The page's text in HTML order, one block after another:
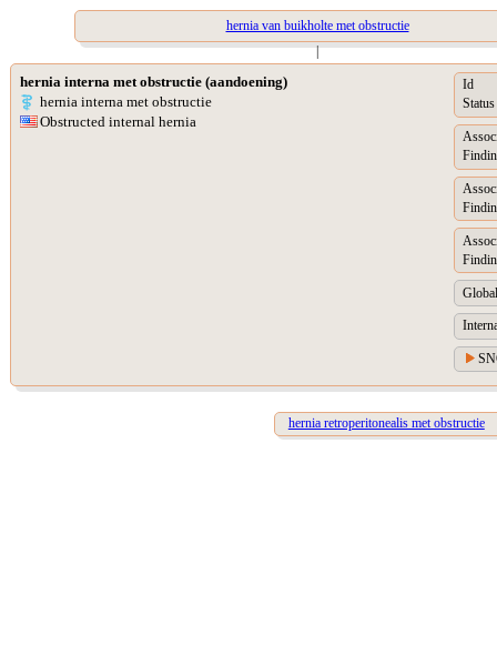
hernia van buikholte met obstructie
|
hernia interna met obstructie (aandoening)
hernia interna met obstructie
Obstructed internal hernia
Id
Status
hernia retroperitonealis met obstructie